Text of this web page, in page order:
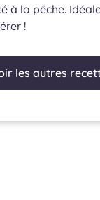
à la pêche.
!
les autres